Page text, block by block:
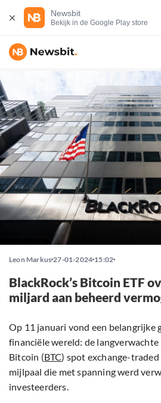
Newsbit
Bekijk in de Google Play store
Leon Markus 27-01-2024 15:02
BlackRock’s Bitcoin ETF
miljard aan beheerd
Op 11 januari vond een belangrijke
financiële wereld: de
Bitcoin (BTC) spot exchange-traded
mijlpaal die met spanning werd
investeerders.